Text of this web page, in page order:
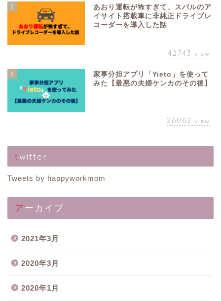
2
あおり運転が怖すぎて、スバルのア
イサイト搭載車に非純正ドライブレ
コーダーを導入した話
42743 view
3
家事分担アプリ「Yieto」を使って
みた【最悪の夫婦ケンカのその後】
26062 view
twitter
Tweets by happyworkmom
アーカイブ
2021年3月
2020年3月
2020年1月